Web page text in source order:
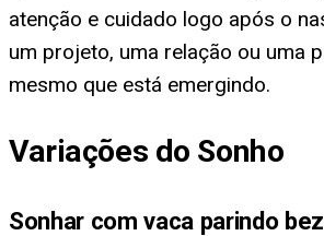
atenção e cuidado logo após o
um projeto, uma relação ou uma
mesmo que está emergindo.
Variações do Sonho
Sonhar com vaca parindo